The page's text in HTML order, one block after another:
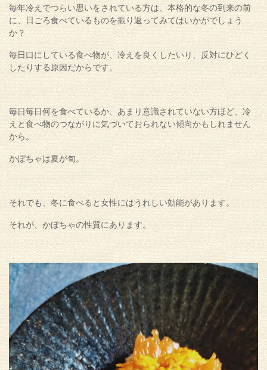
毎年冷えでつらい思いをされている方は、本格的な冬の到来の前
に、日ごろ食べているものを振り返ってみてはいかがでしょう
か？
毎日口にしている食べ物が、冷えを良くしたいり、反対にひどく
したりする原因だからです。
毎日毎日何を食べているか、あまり意識されていない方ほど、冷
えと食べ物のつながりに気づいておられない傾向かもしれません
から。
かぼちゃは夏が旬。
それでも、冬に食べると女性にはうれしい効能があります。
それが、かぼちゃの性質にあります。